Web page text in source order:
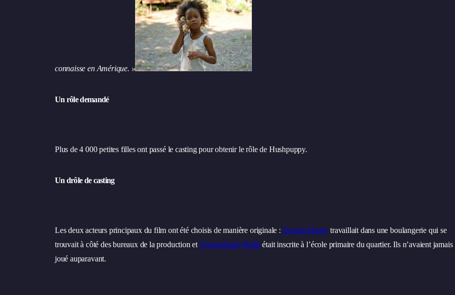
connaisse en Amérique. »
Un rôle demandé
Plus de 4 000 petites filles ont passé le casting pour obtenir le rôle de Hushpuppy.
Un drôle de casting
Les deux acteurs principaux du film ont été choisis de manière originale : Dwight Henry travaillait dans une boulangerie qui se
trouvait à côté des bureaux de la production et Quvenzhané Wallisétait inscrite à l’école primaire du quartier. Ils n’avaient jamais
joué auparavant.